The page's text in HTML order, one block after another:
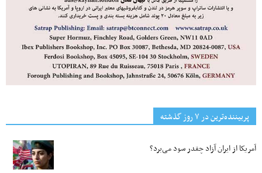
پربیننده‌ترین‌ در ۷ روز گذشته
آمریکا از ایران آزاد چقدر سود می‌برد؟